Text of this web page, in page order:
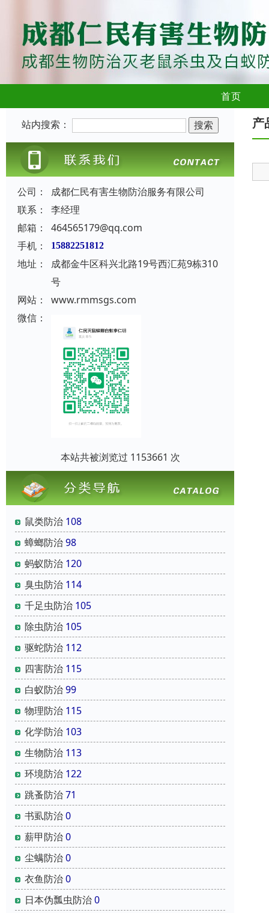
首页
站内搜索：
公司：
成都仁民有害生物防治服务有限公司
联系：
李经理
邮箱：
464565179@qq.com
手机：
15882251812
地址：
成都金牛区科兴北路19号西汇苑9栋310
号
网站：
www.rmmsgs.com
微信：
本站共被浏览过 1153661 次
鼠类防治 108
蟑螂防治98
蚂蚁防治 120
臭虫防治 114
千足虫防治 105
除虫防治 105
驱蛇防治 112
四害防治 115
白蚁防治99
物理防治 115
化学防治 103
生物防治 113
环境防治 122
跳蚤防治71
书虱防治0
薪甲防治0
尘螨防治0
衣鱼防治0
日本伪瓢虫防治0
产